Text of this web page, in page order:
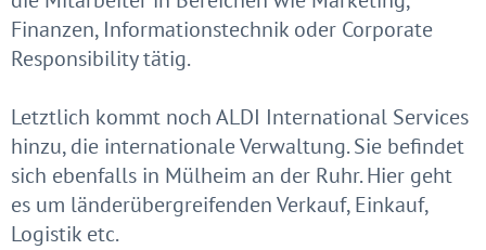
Finanzen, Informationstechnik oder Corporate
Responsibility tätig.
Letztlich kommt noch ALDI International Services
hinzu, die internationale Verwaltung. Sie befindet
sich ebenfalls in Mülheim an der Ruhr. Hier geht
es um länderübergreifenden Verkauf, Einkauf,
Logistik etc.